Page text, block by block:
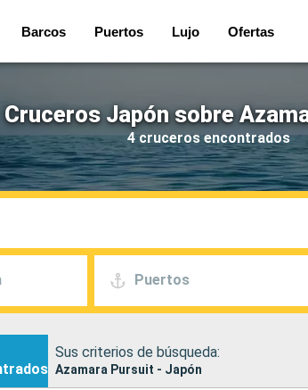
Barcos Puertos Lujo Ofertas
Cruceros Japón sobre
4 cruceros encontrados
Puertos
Sus criterios de búsqueda:
Azamara Pursuit - Japón